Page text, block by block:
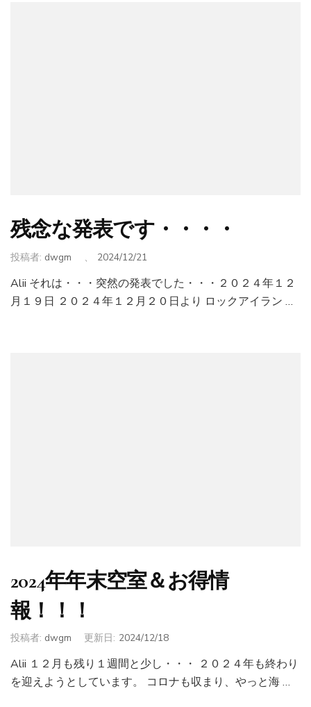
残念な発表です・・・・
投稿者: dwgm 、 2024/12/21
Alii それは・・・突然の発表でした・・・２０２４年１２
月１９日 ２０２４年１２月２０日より ロックアイラン …
2024年年末空室＆お得情
報！！！
投稿者: dwgm 更新日: 2024/12/18
Alii １２月も残り１週間と少し・・・ ２０２４年も終わり
を迎えようとしています。 コロナも収まり、やっと海 …